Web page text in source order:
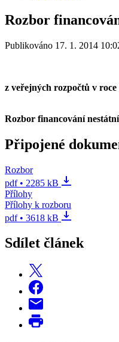
Rozbor
Publikováno 17. 1. 2014
z veřejných rozpočtů v roce
Rozbor financování
Připojené
Rozbor
pdf • 2285 kB
Přílohy
Přílohy k rozboru
pdf • 3618 kB
Sdílet článek